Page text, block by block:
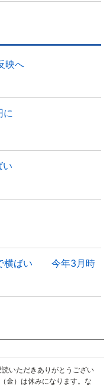
映へ
に
い
で横ばい 今年3月時
読いただきありがとうござい
金）は休みになります。な